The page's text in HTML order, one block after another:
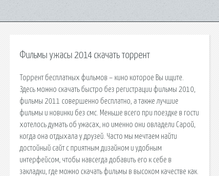
Фильмы ужасы 2014 скачать торрент
Торрент бесплатных фильмов – кино которое Вы ищите.
Здесь можно скачать быстро без регистрации фильмы 2010,
фильмы 2011 совершенно бесплатно, а также лучшие
фильмы и новинки без смс. Меньше всего при поездке в гости
хотелось думать об ужасах, но именно они овладели Сарой,
когда она отдыхала у друзей. Часто мы мечтаем найти
достойный сайт с приятным дизайном и удобным
интерфейсом, чтобы навсегда добавить его к себе в
закладки, где можно скачать фильмы в высоком качестве как.